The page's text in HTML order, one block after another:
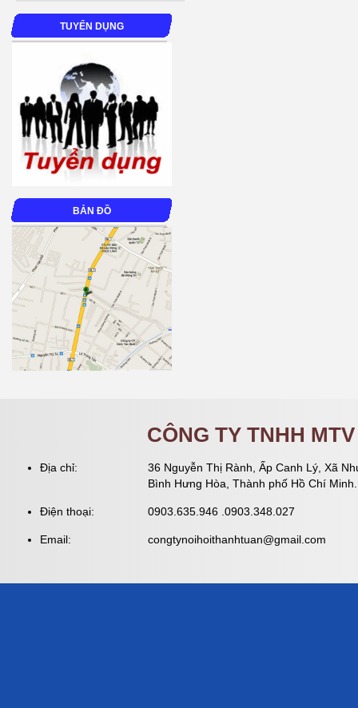
TUYỂN DỤNG
BẢN ĐỒ
CÔNG TY TNHH
Địa chỉ:
36 Nguyễn Thị Rành, Ấp Canh Lý, Xã
Bình Hưng Hòa, Thành phố Hồ Chí Minh.
Điện thoại: 0903.635.946 .0903.348.027
Email: congtynoihoithanhtuan@gmail.com